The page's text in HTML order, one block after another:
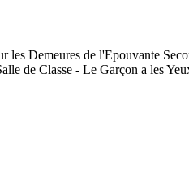
les Demeures de l'Epouvante
de Classe - Le Garçon a les